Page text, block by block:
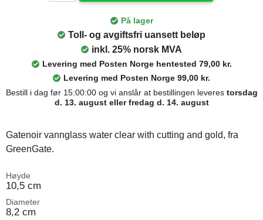
På lager
Toll- og avgiftsfri uansett beløp
inkl. 25% norsk MVA
Levering med Posten Norge hentested 79,00 kr.
Levering med Posten Norge 99,00 kr.
Bestill i dag før 15:00:00 og vi anslår at bestillingen leveres torsdag
d. 13. august eller fredag d. 14. august
Gatenoir vannglass water clear with cutting and gold, fra
GreenGate.
Høyde
10,5 cm
Diameter
8,2 cm